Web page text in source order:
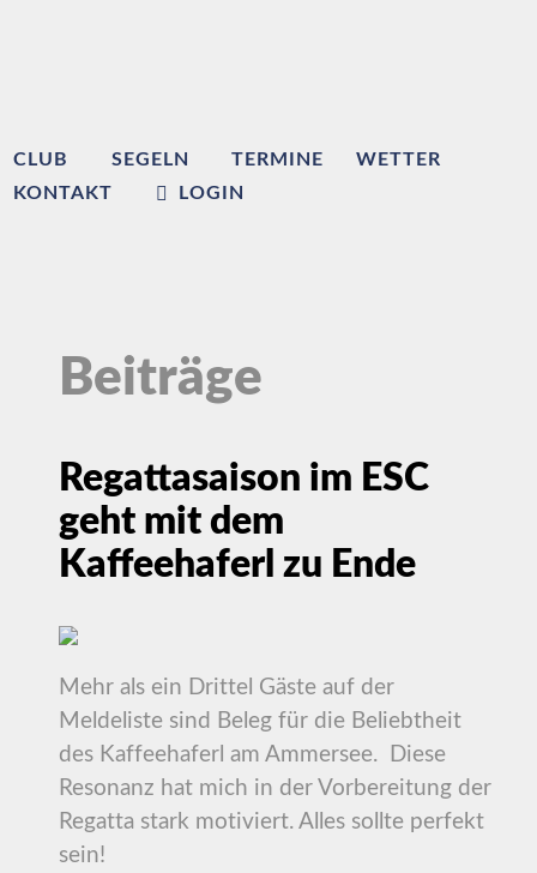
CLUB SEGELN TERMINE
WETTER
KONTAKT
LOGIN
Beiträge
Regattasaison im ESC
geht mit dem
Kaffeehaferl zu Ende
Mehr als ein Drittel Gäste auf der
Meldeliste sind Beleg für die Beliebtheit
des Kaffeehaferl am Ammersee. Diese
Resonanz hat mich in der Vorbereitung der
Regatta stark motiviert. Alles sollte perfekt
sein!